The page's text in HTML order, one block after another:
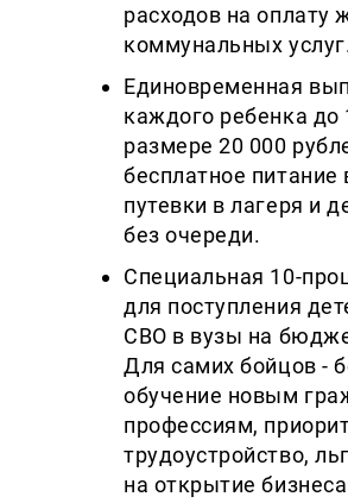
расходов на оплату
коммунальных
Единовременная
каждого ребенка до
размере 20 000
бесплатное питание
путевки в лагеря и
без очереди.
Специальная 10-
для поступления
СВО в вузы на
Для самих бойцов -
обучение новым
профессиям,
трудоустройство,
на открытие